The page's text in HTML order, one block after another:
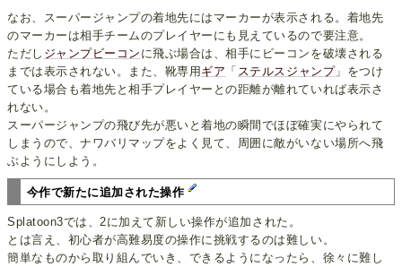
なお、スーパージャンプの着地先にはマーカーが表示される。着地先
のマーカーは相手チームのプレイヤーにも見えているので要注意。
ただし ジャンプビーコン に飛ぶ場合は、相手にビーコンを破壊される
までは表示されない。また、靴専用 ギア 「 ステルスジャンプ」をつけ
ている場合も着地先と相手プレイヤーとの距離が離れていれば表示さ
れない。
スーパージャンプの飛び先が悪いと着地の瞬間でほぼ確実にやられて
しまうので、ナワバリマップをよく見て、周囲に敵がいない場所へ飛
ぶようにしよう。
今作で新たに追加された操作
Splatoon3では、2に加えて新しい操作が追加された。
とは言え、初心者が高難易度の操作に挑戦するのは難しい。
簡単なものから取り組んでいき、できるようになったら、徐々に難し